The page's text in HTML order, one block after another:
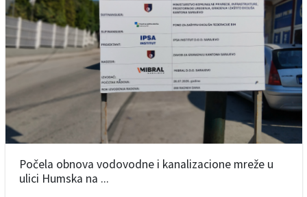
Počela obnova vodovodne i kanalizacione mreže u
ulici Humska na ...